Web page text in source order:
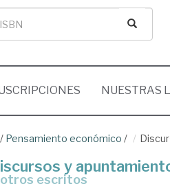
NUESTRAS
/ Pensamiento económico /
y
otros escritos